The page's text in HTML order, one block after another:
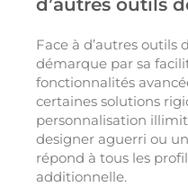
d’autres outils
Face à d’autres outils
démarque par sa
fonctionnalités
certaines solutions
personnalisation
designer aguerri ou
répond à tous les
additionnelle.